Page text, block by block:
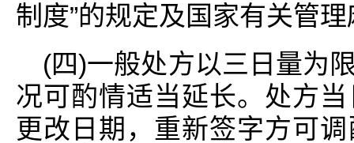
制度”的规定及国家有关管
(四)一般处方以三日量为
况可酌情适当延长。处方
更改日期，重新签字方可